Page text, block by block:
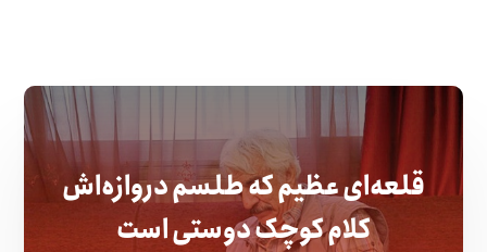
قلعه‌ای عظیم که طلسم دروازه‌اش
کلام کوچک دوستی است